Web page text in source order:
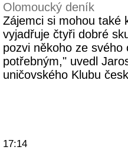
Olomoucký deník
Zájemci si mohou také
vyjadřuje čtyři dobré
pozvi někoho ze
potřebným," uvedl
uničovského Klubu
17:14